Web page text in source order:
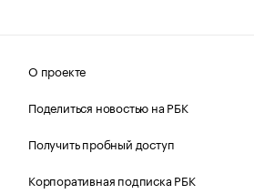
О проекте
Поделиться новостью на РБК
Получить пробный доступ
Корпоративная подписка РБК